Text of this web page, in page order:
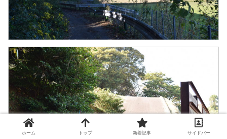
ホーム トップ 新着記事 サイドバー